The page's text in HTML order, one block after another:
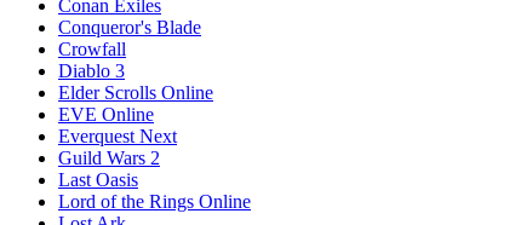
Conan Exiles
Conqueror's Blade
Crowfall
Diablo 3
Elder Scrolls Online
EVE Online
Everquest Next
Guild Wars 2
Last Oasis
Lord of the Rings Online